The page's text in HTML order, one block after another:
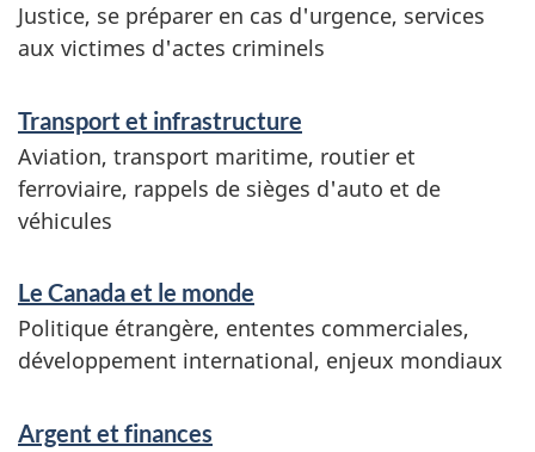
Justice, se préparer en cas d'urgence, services
aux victimes d'actes criminels
Transport et infrastructure
Aviation, transport maritime, routier et
ferroviaire, rappels de sièges d'auto et de
véhicules
Le Canada et le monde
Politique étrangère, ententes commerciales,
développement international, enjeux mondiaux
Argent et finances